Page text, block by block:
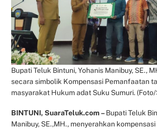
Bupati Teluk Bintuni, Yohanis Manibuy, SE.,
secara simbolik Kompensasi Pemanfaatan
masyarakat Hukum adat Suku Sumuri. (Foto/
BINTUNI, SuaraTeluk.com –Bupati Teluk
Manibuy, SE.,MH., menyerahkan